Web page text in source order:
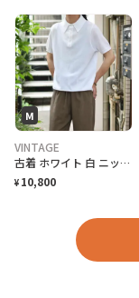
M
VINTAGE
古着 ホワイト 白 ニットポロ ポロシャツ 半袖ポロシャツ プルオーバー
¥ 10,800